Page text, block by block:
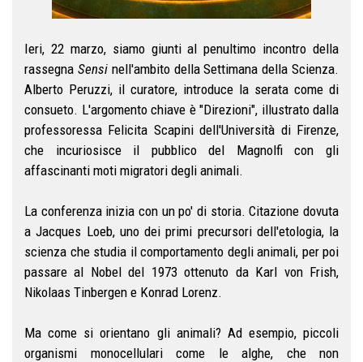
Ieri, 22 marzo, siamo giunti al penultimo incontro della
rassegna Sensinell'ambito della Settimana della Scienza.
Alberto Peruzzi, il curatore, introduce la serata come di
consueto. L'argomento chiave è "Direzioni", illustrato dalla
professoressa Felicita Scapini dell'Università di Firenze,
che incuriosisce il pubblico del Magnolfi con gli
affascinanti moti migratori degli animali.
La conferenza inizia con un po' di storia. Citazione dovuta
a Jacques Loeb, uno dei primi precursori dell'etologia, la
scienza che studia il comportamento degli animali, per poi
passare al Nobel del 1973 ottenuto da Karl von Frish,
Nikolaas Tinbergen e Konrad Lorenz.
Ma come si orientano gli animali? Ad esempio, piccoli
organismi monocellulari come le alghe, che non